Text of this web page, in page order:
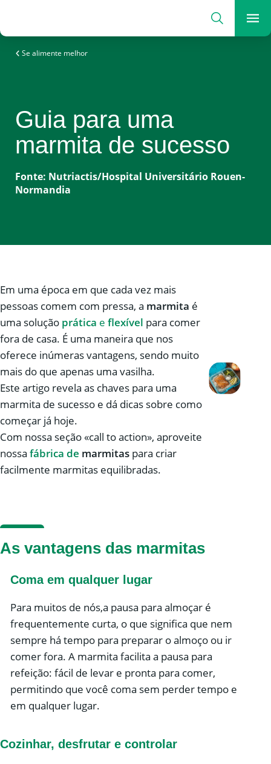
Procurar
Se alimente melhor
Guia para uma
marmita de sucesso
Fonte: Nutriactis/Hospital Universitário Rouen-
Normandia
Em uma época em que cada vez mais
pessoas comem com pressa, a marmita é
uma solução prática e flexível para comer
fora de casa. É uma maneira que nos
oferece inúmeras vantagens, sendo muito
mais do que apenas uma vasilha.
Este artigo revela as chaves para uma
marmita de sucesso e dá dicas sobre como
começar já hoje.
Com nossa seção «call to action», aproveite
nossa fábrica de marmitas para criar
facilmente marmitas equilibradas.
As vantagens das marmitas
Coma em qualquer lugar
Para muitos de nós,a pausa para almoçar é
frequentemente curta, o que significa que nem
sempre há tempo para preparar o almoço ou ir
comer fora. A marmita facilita a pausa para
refeição: fácil de levar e pronta para comer,
permitindo que você coma sem perder tempo e
em qualquer lugar.
Cozinhar, desfrutar e controlar